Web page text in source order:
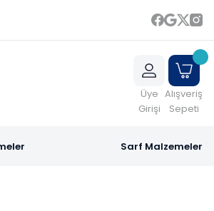
Üye
Girişi
Alışveriş
Sepeti
Sarf Malzemeler